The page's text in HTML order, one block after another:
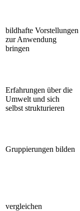
bildhafte Vorstellungen
zur Anwendung
bringen
Erfahrungen über die
Umwelt und sich
selbst strukturieren
Gruppierungen bilden
vergleichen